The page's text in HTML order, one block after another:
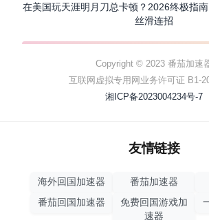
在美国玩天涯明月刀总卡顿？2026终极指
丝滑连招
Copyright © 2023 番茄加速
互联网虚拟专用网业务许可证 B1-
湘ICP备2023004234号-7
友情链接
海外回国加速器 番茄加速器
番茄回国加速器
免费回国游戏加
速器